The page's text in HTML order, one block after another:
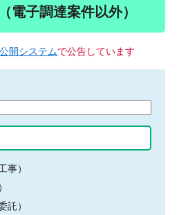
電子調達案件以外）
開システムで公告しています
事）
託）